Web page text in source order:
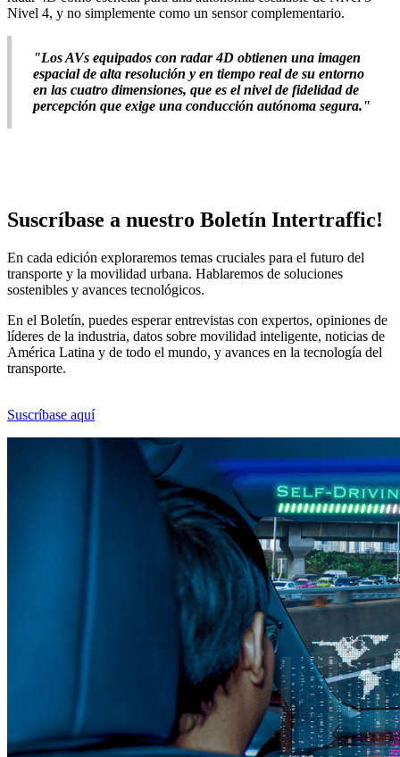
Nivel 4, y no simplemente como un sensor complementario.
"Los AVs equipados con radar 4D obtienen una imagen
espacial de alta resolución y en tiempo real de su entorno
en las cuatro dimensiones, que es el nivel de fidelidad de
percepción que exige una conducción autónoma segura."
Suscríbase a nuestro Boletín Intertraffic!
En cada edición exploraremos temas cruciales para el futuro del
transporte y la movilidad urbana. Hablaremos de soluciones
sostenibles y avances tecnológicos.
En el Boletín, puedes esperar entrevistas con expertos, opiniones de
líderes de la industria, datos sobre movilidad inteligente, noticias de
América Latina y de todo el mundo, y avances en la tecnología del
transporte.
Suscríbase aquí